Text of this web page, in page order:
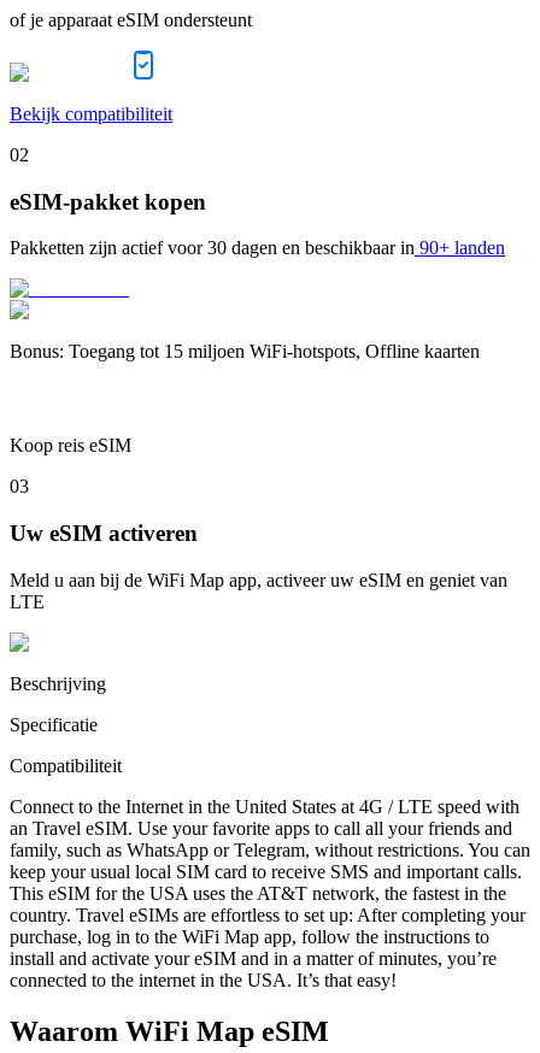
of je apparaat eSIM ondersteunt
Bekijk compatibiliteit
02
eSIM-pakket kopen
Pakketten zijn actief voor 30 dagen en beschikbaar in 90+ landen
Bonus: Toegang tot 15 miljoen WiFi-hotspots, Offline kaarten
Koop reis eSIM
03
Uw eSIM activeren
Meld u aan bij de WiFi Map app, activeer uw eSIM en geniet van
LTE
Beschrijving
Specificatie
Compatibiliteit
Connect to the Internet in the United States at 4G / LTE speed with
an Travel eSIM. Use your favorite apps to call all your friends and
family, such as WhatsApp or Telegram, without restrictions. You can
keep your usual local SIM card to receive SMS and important calls.
This eSIM for the USA uses the AT&T network, the fastest in the
country. Travel eSIMs are effortless to set up: After completing your
purchase, log in to the WiFi Map app, follow the instructions to
install and activate your eSIM and in a matter of minutes, you’re
connected to the internet in the USA. It’s that easy!
Waarom WiFi Map eSIM